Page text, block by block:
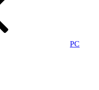
PC